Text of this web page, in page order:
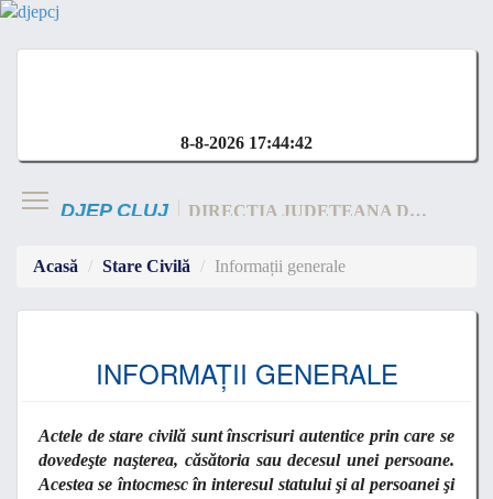
8-8-2026 17:44:43
DJEP CLUJ DIRECTIA JUDETEANA DE EVIDENTA A CLUJ
Acasă Stare Civilă Informații generale
INFORMAȚII GENERALE
Actele de stare civilă sunt înscrisuri autentice prin care se
dovedeşte naşterea, căsătoria sau decesul unei persoane.
Acestea se întocmesc în interesul statului şi al persoanei şi